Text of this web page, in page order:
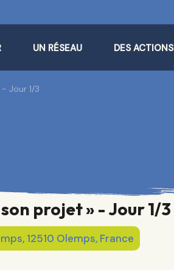
UN RÉSEAU DES ACTIONS
Jour 1/3
projet » - Jour 1/3
12510 Olemps, France